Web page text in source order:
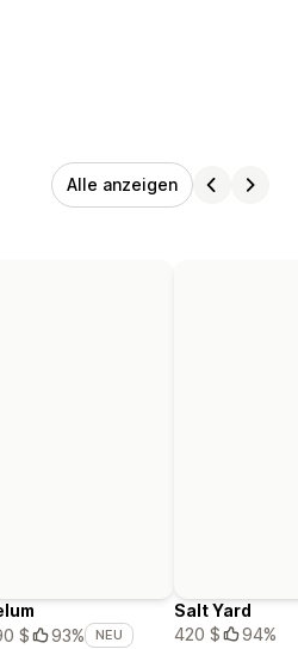
Alle anzeigen
$
93% NEU
Salt Yard
420 $
94%